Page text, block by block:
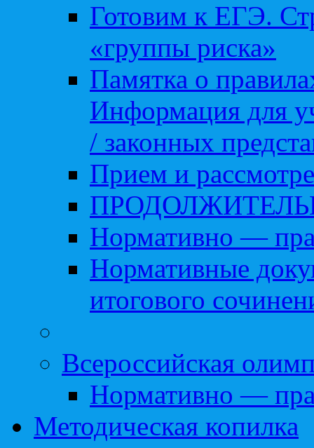
Готовим к ЕГЭ.
«группы риска»
Памятка о
Информация для
/ законных
Прием и
Нормативно —
Нормативные
итогового
Всероссийская
Нормативно —
Методическая копилка